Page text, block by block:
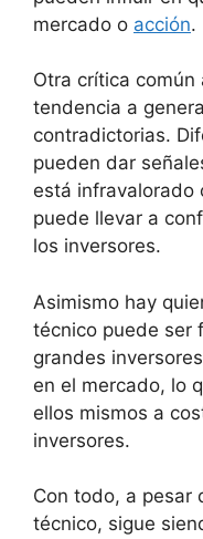
mercado o acción.
Otra crítica común
tendencia a
contradictorias.
pueden dar
está infravalorado
puede llevar a
los inversores.
Asimismo hay
técnico puede ser
grandes
en el mercado, lo
ellos mismos a
inversores.
Con todo, a pesar
técnico, sigue